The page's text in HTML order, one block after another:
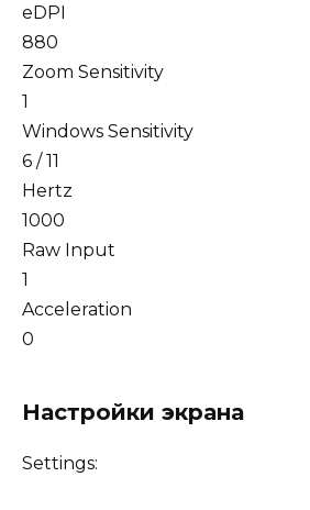
eDPI
880
Zoom Sensitivity
1
Windows Sensitivity
6 / 11
Hertz
1000
Raw Input
1
Acceleration
0
Настройки экрана
Settings: